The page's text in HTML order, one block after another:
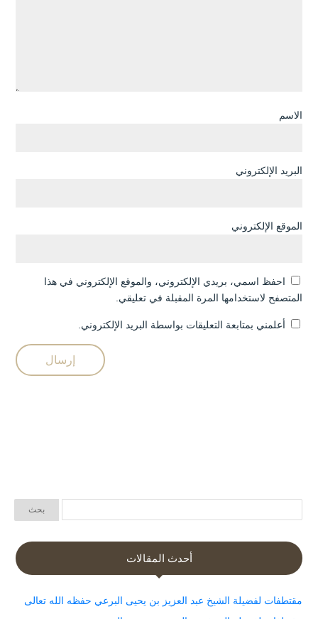
الاسم
البريد الإلكتروني
الموقع الإلكتروني
احفظ اسمي، بريدي الإلكتروني، والموقع الإلكتروني في هذا
المتصفح لاستخدامها المرة المقبلة في تعليقي.
أعلمني بمتابعة التعليقات بواسطة البريد الإلكتروني.
أحدث المقالات
مقتطفات لفضيلة الشيخ عبد العزيز بن يحيى البرعي حفظه الله تعالى